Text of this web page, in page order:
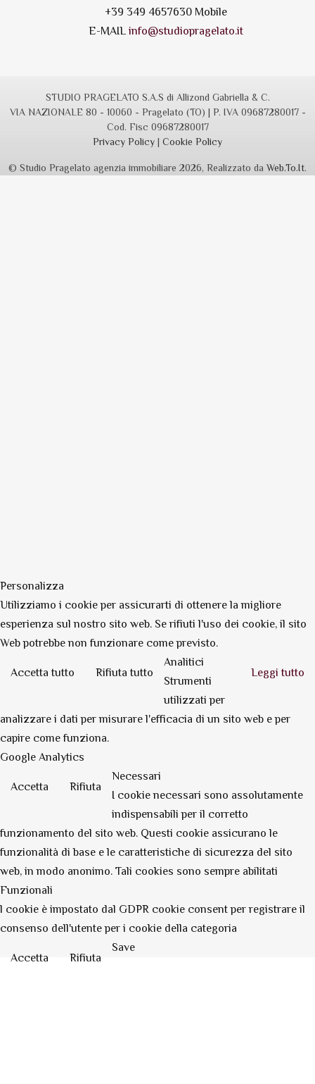
+39 349 4657630 Mobile
E-MAILinfo@studiopragelato.it
STUDIO PRAGELATO S.A.S di Allizond Gabriella & C.
VIA NAZIONALE 80 - 10060 - Pragelato (TO) | P. IVA 09687280017 -
Cod. Fisc 09687280017
Privacy Policy | Cookie Policy
© Studio Pragelato agenzia immobiliare 2026, Realizzato da Web.To.It.
Personalizza
Utilizziamo i cookie per assicurarti di ottenere la migliore
esperienza sul nostro sito web. Se rifiuti l'uso dei cookie, il sito
Web potrebbe non funzionare come previsto.
Accetta tutto Rifiuta tutto Leggi tutto
Analitici
Strumenti
utilizzati per
analizzare i dati per misurare l'efficacia di un sito web e per
capire come funziona.
Google Analytics
Accetta Rifiuta
Necessari
I cookie necessari sono assolutamente
indispensabili per il corretto
funzionamento del sito web. Questi cookie assicurano le
funzionalità di base e le caratteristiche di sicurezza del sito
web, in modo anonimo. Tali cookies sono sempre abilitati
Funzionali
l cookie è impostato dal GDPR cookie consent per registrare il
consenso dell'utente per i cookie della categoria
Accetta Rifiuta
Save